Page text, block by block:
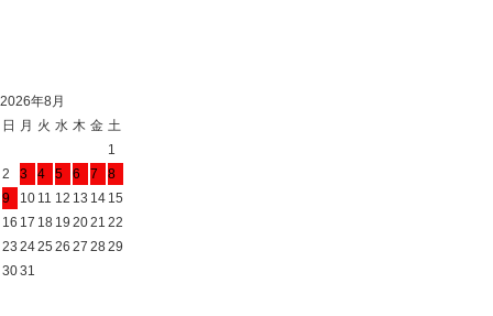
2026年8月
日
月 火 水 木 金 土
1
2
3 4 5 6 7
8
9
10 11 12 13 14 15
16 17 18 19 2021 22
23 2425 26 27 2829
3031